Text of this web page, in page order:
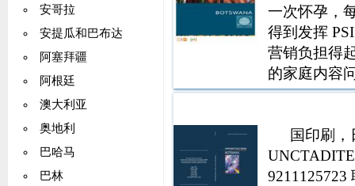
安哥拉
安提瓜和巴布达
阿塞拜疆
阿根廷
澳大利亚
奥地利
巴哈马
巴林
一次怀孕，
得到发挥
营销负担得
的家庭内容
况公共部门
国印刷，
9211125723